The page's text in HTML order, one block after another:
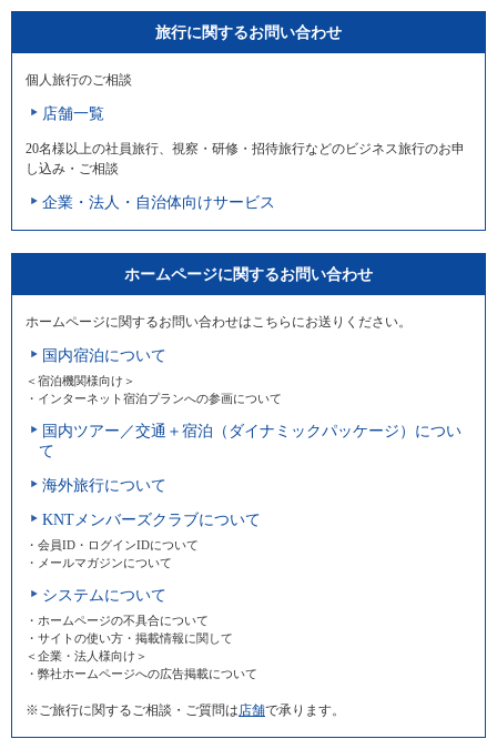
旅行に関するお問い合わせ
個人旅行のご相談
店舗一覧
20名様以上の社員旅行、視察・研修・招待旅行などのビジネス旅行のお申
し込み・ご相談
企業・法人・自治体向けサービス
ホームページに関するお問い合わせ
ホームページに関するお問い合わせはこちらにお送りください。
国内宿泊について
＜宿泊機関様向け＞
・インターネット宿泊プランへの参画について
国内ツアー／交通＋宿泊（ダイナミックパッケージ）につい
て
海外旅行について
KNTメンバーズクラブについて
・会員ID・ログインIDについて
・メールマガジンについて
システムについて
・ホームページの不具合について
・サイトの使い方・掲載情報に関して
＜企業・法人様向け＞
・弊社ホームページへの広告掲載について
※ご旅行に関するご相談・ご質問は 店舗で承ります。